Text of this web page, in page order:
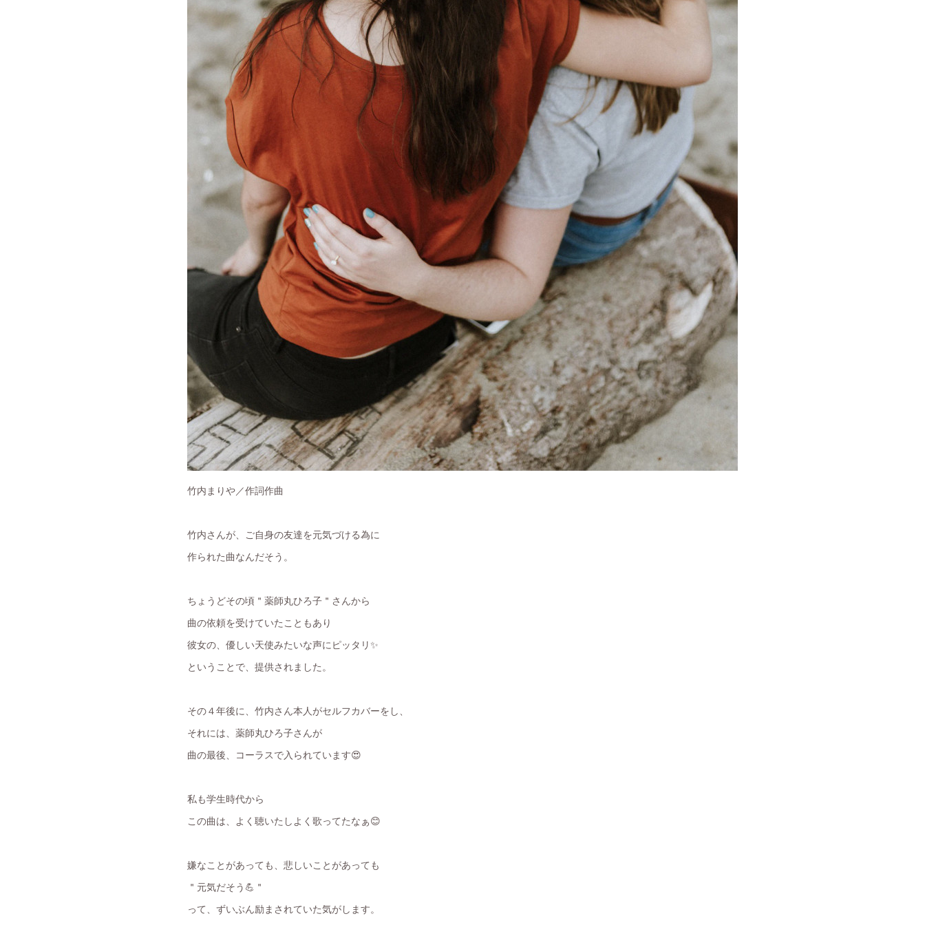
竹内まりや／作詞作曲
竹内さんが、ご自身の友達を元気づける為に
作られた曲なんだそう。
ちょうどその頃＂薬師丸ひろ子＂さんから
曲の依頼を受けていたこともあり
彼女の、優しい天使みたいな声にピッタリ✨
ということで、提供されました。
その４年後に、竹内さん本人がセルフカバーをし、
それには、薬師丸ひろ子さんが
曲の最後、コーラスで入られています😍
私も学生時代から
この曲は、よく聴いたしよく歌ってたなぁ😊
嫌なことがあっても、悲しいことがあっても
＂元気だそう💪＂
って、ずいぶん励まされていた気がします。